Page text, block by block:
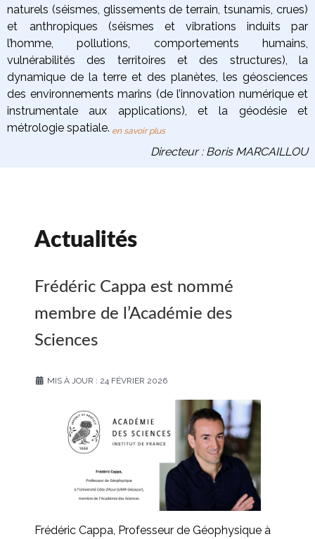
naturels (séismes, glissements de terrain, tsunamis, crues)
et anthropiques (séismes et vibrations induits par
l’homme, pollutions, comportements humains,
vulnérabilités des territoires et des structures), la
dynamique de la terre et des planètes, les géosciences
des environnements marins (de l’innovation numérique et
instrumentale aux applications), et la géodésie et
métrologie spatiale. en savoir plus
Directeur : Boris MARCAILLOU
Actualités
Frédéric Cappa est nommé
membre de l’Académie des
Sciences
MIS À JOUR : 24 FÉVRIER 2026
Frédéric Cappa, Professeur de Géophysique à